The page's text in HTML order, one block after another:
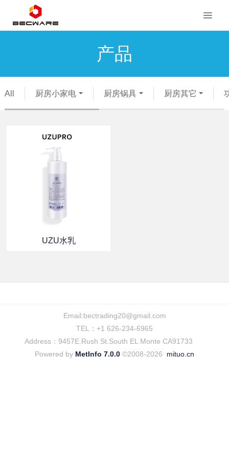
产品
All 厨房小家电 厨房锅具 厨房其它
UZU水乳
Email:bectrading20@gmail.com
TEL：+1 626-234-6965
Address：9457E.Rush St.South EL Monte CA91733
Powered by MetInfo 7.0.0 ©2008-2026 mituo.cn